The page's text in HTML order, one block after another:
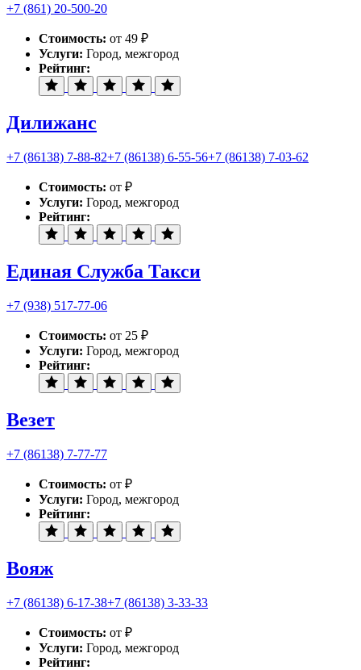
+7 (861) 20-500-20
Стоимость: от 49 ₽
Услуги: Город, межгород
Рейтинг:
Дилижанс
+7 (86138) 7-88-82+7 (86138) 6-55-56+7 (86138) 7-03-62
Стоимость: от ₽
Услуги: Город, межгород
Рейтинг:
Единая Служба Такси
+7 (938) 517-77-06
Стоимость: от 25 ₽
Услуги: Город, межгород
Рейтинг:
Везет
+7 (86138) 7-77-77
Стоимость: от ₽
Услуги: Город, межгород
Рейтинг:
Вояж
+7 (86138) 6-17-38+7 (86138) 3-33-33
Стоимость: от ₽
Услуги: Город, межгород
Рейтинг: